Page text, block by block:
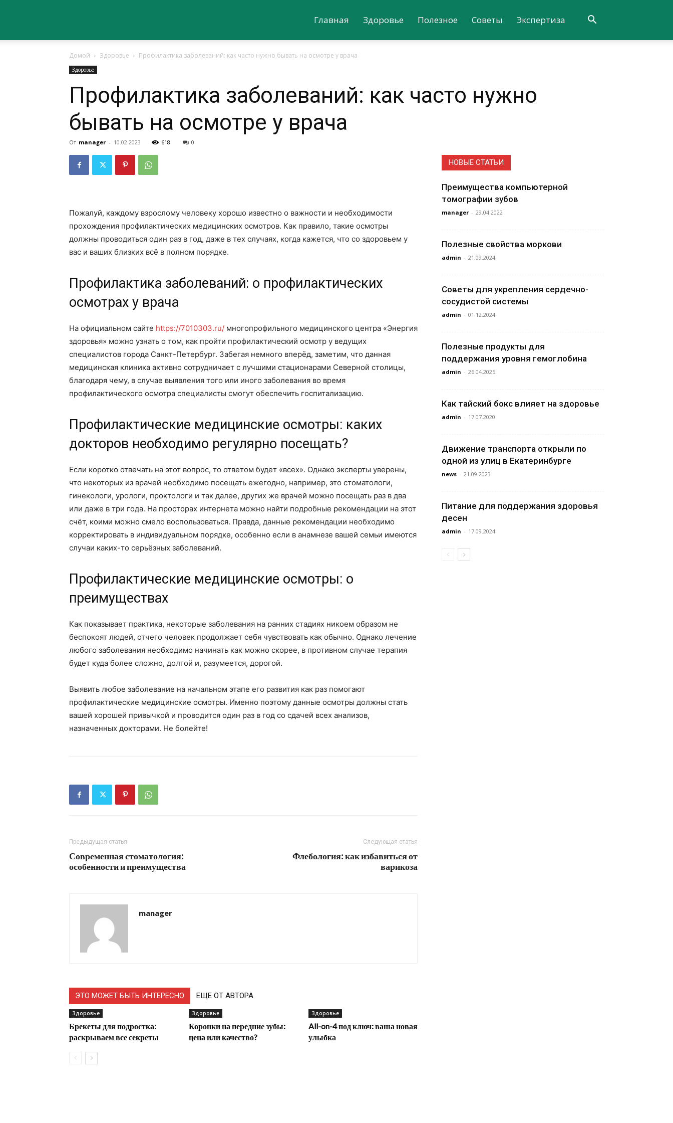
о
здоровье
Главная Здоровье Полезное Советы Экспертиза
Домой Здоровье Профилактика заболеваний: как часто нужно бывать на осмотре у врача
Здоровье
Профилактика заболеваний: как часто нужно
бывать на осмотре у врача
От manager - 10.02.2023 618 0
Пожалуй, каждому взрослому человеку хорошо известно о важности и необходимости
прохождения профилактических медицинских осмотров. Как правило, такие осмотры
должны проводиться один раз в год, даже в тех случаях, когда кажется, что со здоровьем у
вас и ваших близких всё в полном порядке.
Профилактика заболеваний: о профилактических
осмотрах у врача
На официальном сайте https://7010303.ru/ многопрофильного медицинского центра «Энергия
здоровья» можно узнать о том, как пройти профилактический осмотр у ведущих
специалистов города Санкт-Петербург. Забегая немного вперёд, заметим, что данная
медицинская клиника активно сотрудничает с лучшими стационарами Северной столицы,
благодаря чему, в случае выявления того или иного заболевания во время
профилактического осмотра специалисты смогут обеспечить госпитализацию.
Профилактические медицинские осмотры: каких
докторов необходимо регулярно посещать?
Если коротко отвечать на этот вопрос, то ответом будет «всех». Однако эксперты уверены,
что некоторых из врачей необходимо посещать ежегодно, например, это стоматологи,
гинекологи, урологи, проктологи и так далее, других же врачей можно посещать раз в два
или даже в три года. На просторах интернета можно найти подробные рекомендации на этот
счёт, коими можно смело воспользоваться. Правда, данные рекомендации необходимо
корректировать в индивидуальном порядке, особенно если в анамнезе вашей семьи имеются
случаи каких-то серьёзных заболеваний.
Профилактические медицинские осмотры: о
преимуществах
Как показывает практика, некоторые заболевания на ранних стадиях никоем образом не
беспокоят людей, отчего человек продолжает себя чувствовать как обычно. Однако лечение
любого заболевания необходимо начинать как можно скорее, в противном случае терапия
будет куда более сложно, долгой и, разумеется, дорогой.
Выявить любое заболевание на начальном этапе его развития как раз помогают
профилактические медицинские осмотры. Именно поэтому данные осмотры должны стать
вашей хорошей привычкой и проводится один раз в год со сдачей всех анализов,
назначенных докторами. Не болейте!
Предыдущая статья
Современная стоматология:
особенности и преимущества
Следующая статья
Флебология: как избавиться от
варикоза
manager
ЭТО МОЖЕТ БЫТЬ ИНТЕРЕСНО ЕЩЕ ОТ АВТОРА
Здоровье
Брекеты для подростка:
раскрываем все секреты
Здоровье
Коронки на передние зубы:
цена или качество?
Здоровье
All-on-4 под ключ: ваша новая
улыбка
НОВЫЕ СТАТЬИ
Преимущества компьютерной
томографии зубов
manager - 29.04.2022
Полезные свойства моркови
admin - 21.09.2024
Советы для укрепления сердечно-
сосудистой системы
admin - 01.12.2024
Полезные продукты для
поддержания уровня гемоглобина
admin - 26.04.2025
Как тайский бокс влияет на здоровье
admin - 17.07.2020
Движение транспорта открыли по
одной из улиц в Екатеринбурге
news - 21.09.2023
Питание для поддержания здоровья
десен
admin - 17.09.2024